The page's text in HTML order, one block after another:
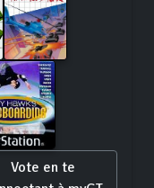
Vote en te